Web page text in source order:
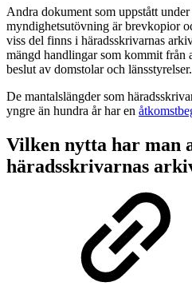
Andra dokument som uppstått
myndighetsutövning är brevkopior
viss del finns i häradsskrivarnas
mängd handlingar som kommit från
beslut av domstolar och länsstyrelser.
De mantalslängder som
yngre än hundra år har en
Vilken nytta har man
häradsskrivarnas